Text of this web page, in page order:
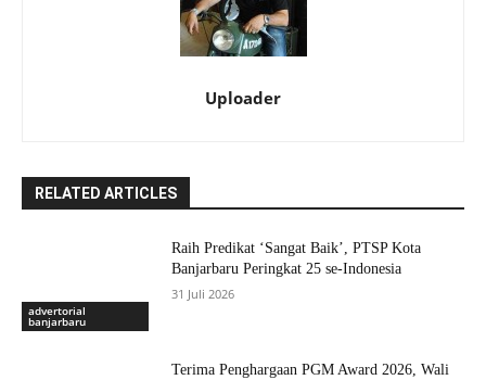
Uploader
RELATED ARTICLES
advertorial
banjarbaru
Raih Predikat ‘Sangat Baik’, PTSP Kota
Banjarbaru Peringkat 25 se-Indonesia
31 Juli 2026
Terima Penghargaan PGM Award 2026, Wali